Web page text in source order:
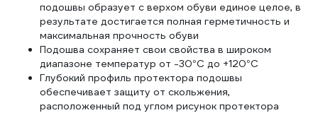
подошвы образует с верхом обуви единое целое, в
результате достигается полная герметичность и
максимальная прочность обуви
Подошва сохраняет свои свойства в широком
диапазоне температур от -30°С до +120°С
Глубокий профиль протектора подошвы
обеспечивает защиту от скольжения,
расположенный под углом рисунок протектора